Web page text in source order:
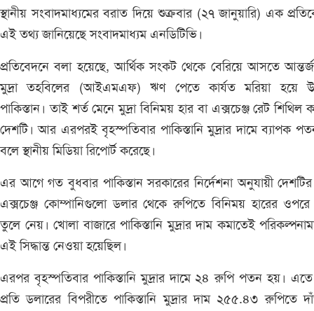
স্থানীয় সংবাদমাধ্যমের বরাত দিয়ে শুক্রবার (২৭ জানুয়ারি) এক
এই তথ্য জানিয়েছে সংবাদমাধ্যম এনডিটিভি।
প্রতিবেদনে বলা হয়েছে, আর্থিক সংকট থেকে বেরিয়ে আসতে
মুদ্রা তহবিলের (আইএমএফ) ঋণ পেতে কার্যত মরিয়া হয়ে
পাকিস্তান। তাই শর্ত মেনে মুদ্রা বিনিময় হার বা এক্সচেঞ্জ রেট শিথিল
দেশটি। আর এরপরই বৃহস্পতিবার পাকিস্তানি মুদ্রার দামে ব্যাপক
বলে স্থানীয় মিডিয়া রিপোর্ট করেছে।
এর আগে গত বুধবার পাকিস্তান সরকারের নির্দেশনা অনুযায়ী দেশটির
এক্সচেঞ্জ কোম্পানিগুলো ডলার থেকে রুপিতে বিনিময় হারের ওপরে
তুলে নেয়। খোলা বাজারে পাকিস্তানি মুদ্রার দাম কমাতেই
এই সিদ্ধান্ত নেওয়া হয়েছিল।
এরপর বৃহস্পতিবার পাকিস্তানি মুদ্রার দামে ২৪ রুপি পতন হয়।
প্রতি ডলারের বিপরীতে পাকিস্তানি মুদ্রার দাম ২৫৫.৪৩ রুপিতে